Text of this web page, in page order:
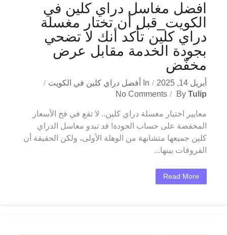
افضل مغاسل دراي كلين في
الكويت_قبل أن تختار مغسلة
دراي كلين تأكد أنك لا تضحي
بجودة الخدمة مقابل عرض
مخفّض
أبريل 14, 2025 In
أفضل دراي كلين في الكويت
By Tulip
No Comments
معايير اختيار مغسلة دراي كلين.. لا تقع في فخ الأسعار
المخفضة على حساب الجودة! قد تبدو مغاسل الدراي
كلين جميعها متشابهة من الوهلة الأولى، ولكن الحقيقة أن
الفروقات بينها...
Read More